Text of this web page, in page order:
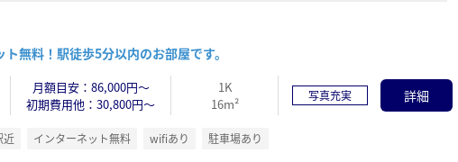
無料！駅徒歩5分以内のお部屋です。
月額目安：86,000円～
初期費用他：30,800円～
1K
16m²
写真充実 詳細
近 インターネット無料 wifiあり 駐車場あり